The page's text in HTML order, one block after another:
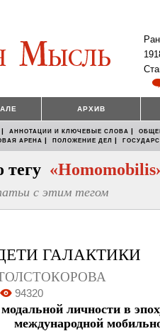
АРХИВ
| АННОТАЦИИ И КЛЮЧЕВЫЕ СЛОВА |
АРЕНА | ПОЛОЖЕНИЕ ДЕЛ |
тегу
с этим тегом
ГАЛАКТИКИ
ТОЛСТОКОРОВА
94320
личности в
международной